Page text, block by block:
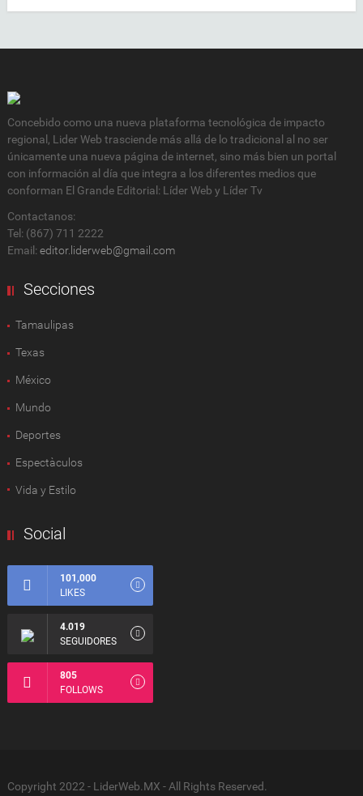
Concebido como una nueva plataforma tecnológica de impacto
regional, Lider Web trasciende más allá de lo tradicional al no ser
únicamente una nueva página de internet, sino más bien un portal
con información al día que integra a los diferentes medios que
conforman El Grande Editorial: Líder Web y Líder Tv
Contactanos:
Tel: (867) 711 2222
Email: editor.liderweb@gmail.com
Secciones
Tamaulipas
Texas
México
Mundo
Deportes
Espectàculos
Vida y Estilo
Social
101,000
LIKES
4.019
SEGUIDORES
805
FOLLOWS
Copyright 2022 - LiderWeb.MX - All Rights Reserved.